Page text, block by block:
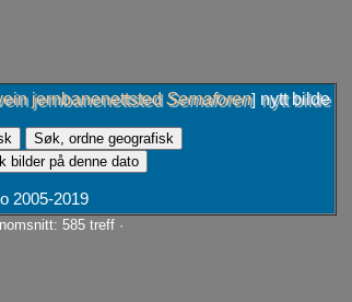
jernbanenettstedSemaforen] nytt bilde
2005-2019
585 treff ·